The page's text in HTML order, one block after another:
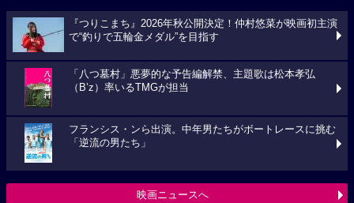
『つりこまち』2026年秋公開決定！仲村悠菜が映画初主演
で“釣りで五輪金メダル”を目指す
「八つ墓村」悪夢的な予告編解禁、主題歌は松本孝弘
（B’z）率いるTMGが担当
フランシス・ンら出演。中年男たちがボートレースに挑む
「逆流の男たち」
映画ニュースへ